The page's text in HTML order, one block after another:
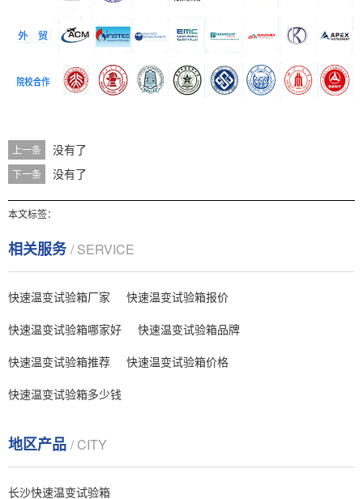
上一条 没有了
下一条 没有了
本文标签：
相关服务/ SERVICE
快速温变试验箱厂家
快速温变试验箱报价
快速温变试验箱哪家好
快速温变试验箱品牌
快速温变试验箱推荐
快速温变试验箱价格
快速温变试验箱多少钱
地区产品 / CITY
长沙快速温变试验箱